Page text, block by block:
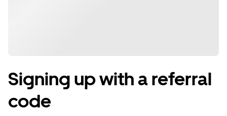
Signing up with a referral
code